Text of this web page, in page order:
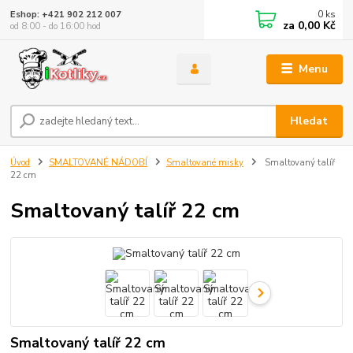
Menu
Hledat
Eshop: +421 902 212 007
od 8:00 - do 16:00 hod
0 ks
za 0,00 Kč
Úvod SMALTOVANÉ NÁDOBÍ Smaltované misky
Smaltovaný talíř
22 cm
Smaltovaný talíř 22 cm
Smaltovaný talíř 22 cm